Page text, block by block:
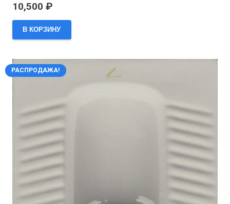
10,500 ₽
В КОРЗИНУ
РАСПРОДАЖА!